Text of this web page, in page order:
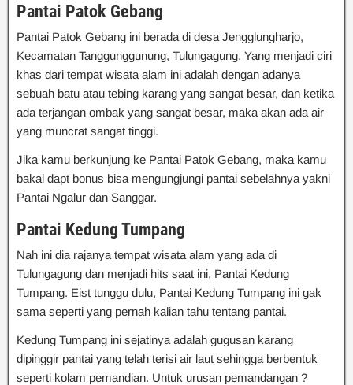
Pantai Patok Gebang
Pantai Patok Gebang ini berada di desa Jengglungharjo,
Kecamatan Tanggunggunung, Tulungagung. Yang menjadi ciri
khas dari tempat wisata alam ini adalah dengan adanya
sebuah batu atau tebing karang yang sangat besar, dan ketika
ada terjangan ombak yang sangat besar, maka akan ada air
yang muncrat sangat tinggi.
Jika kamu berkunjung ke Pantai Patok Gebang, maka kamu
bakal dapt bonus bisa mengungjungi pantai sebelahnya yakni
Pantai Ngalur dan Sanggar.
Pantai Kedung Tumpang
Nah ini dia rajanya tempat wisata alam yang ada di
Tulungagung dan menjadi hits saat ini, Pantai Kedung
Tumpang. Eist tunggu dulu, Pantai Kedung Tumpang ini gak
sama seperti yang pernah kalian tahu tentang pantai.
Kedung Tumpang ini sejatinya adalah gugusan karang
dipinggir pantai yang telah terisi air laut sehingga berbentuk
seperti kolam pemandian. Untuk urusan pemandangan ?